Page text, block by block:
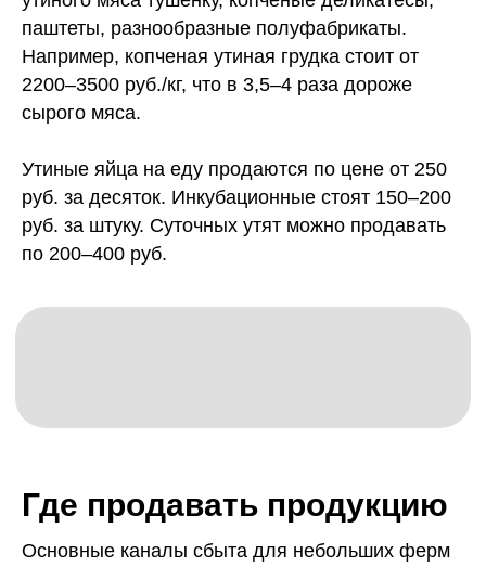
паштеты, разнообразные полуфабрикаты.
Например, копченая утиная грудка стоит от
2200–3500 руб./кг, что в 3,5–4 раза дороже
сырого мяса.
Утиные яйца на еду продаются по цене от 250
руб. за десяток. Инкубационные стоят 150–200
руб. за штуку. Суточных утят можно продавать
по 200–400 руб.
Где продавать продукцию
Основные каналы сбыта для небольших ферм